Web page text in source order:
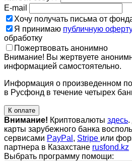
E-mail
Хочу получать письма от
Я принимаю публичную
обработку
Пожертвовать анонимно
Внимание! Вы жертвуете
информацией самостоятельно.
Информация о произведенном
в Русфонд в течение четырех
К оплате
Внимание! Криптовалюты здесь.
карты зарубежного банка
сервисами PayPal , Stripe или
партнера в Казахстане rusfond.kz
Выбрать программу помощи: